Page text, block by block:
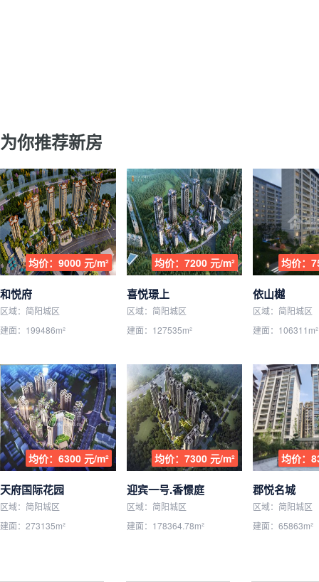
为你推荐新房
均价：9000 元/m²
和悦府
区域：简阳城区
建面：199486m²
均价：7200 元/m²
喜悦璟上
区域：简阳城区
建面：127535m²
均价：
依山樾
区域：简阳城区
建面：106311m²
均价：6300 元/m²
天府国际花园
区域：简阳城区
建面：273135m²
均价：7300 元/m²
迎宾一号.香憬庭
区域：简阳城区
建面：178364.78m²
均价：
郡悦名城
区域：简阳城区
建面：65863m²